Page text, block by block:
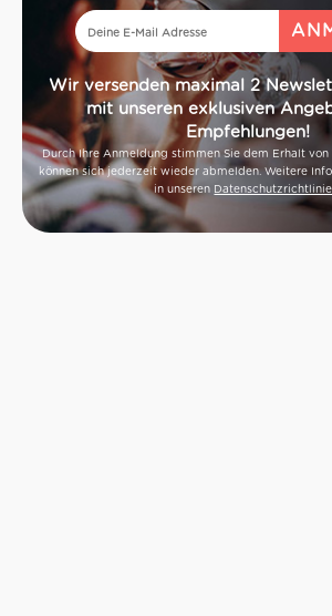
Wir versenden maximal 2
mit unseren exklusiven
Empfehlungen!
Durch Ihre Anmeldung stimmen Sie dem Erhalt von
können sich jederzeit wieder abmelden. Weitere
in unseren